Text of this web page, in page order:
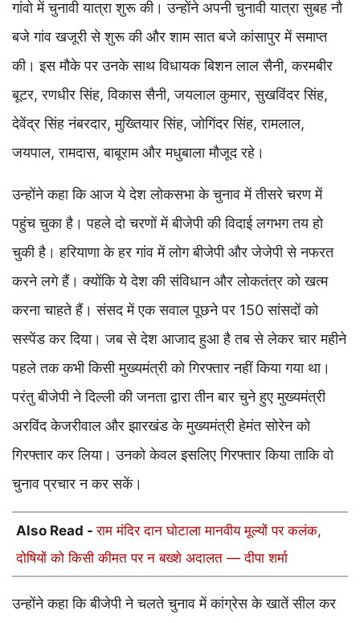
गांवो में चुनावी यात्रा शुरू की। उन्होंने अपनी चुनावी यात्रा सुबह नौ
बजे गांव खजूरी से शुरू की और शाम सात बजे कांसापुर में समाप्त
की। इस मौके पर उनके साथ विधायक बिशन लाल सैनी, करमबीर
बूटर, रणधीर सिंह, विकास सैनी, जयलाल कुमार, सुखविंदर सिंह,
देवेंद्र सिंह नंबरदार, मुख्तियार सिंह, जोगिंदर सिंह, रामलाल,
जयपाल, रामदास, बाबूराम और मधुबाला मौजूद रहे।
उन्होंने कहा कि आज ये देश लोकसभा के चुनाव में तीसरे चरण में
पहुंच चुका है। पहले दो चरणों में बीजेपी की विदाई लगभग तय हो
चुकी है। हरियाणा के हर गांव में लोग बीजेपी और जेजेपी से नफरत
करने लगे हैं। क्योंकि ये देश की संविधान और लोकतंत्र को खत्म
करना चाहते हैं। संसद में एक सवाल पूछने पर 150 सांसदों को
सस्पेंड कर दिया। जब से देश आजाद हुआ है तब से लेकर चार महीने
पहले तक कभी किसी मुख्यमंत्री को गिरफ्तार नहीं किया गया था।
परंतु बीजेपी ने दिल्ली की जनता द्वारा तीन बार चुने हुए मुख्यमंत्री
अरविंद केजरीवाल और झारखंड के मुख्यमंत्री हेमंत सोरेन को
गिरफ्तार कर लिया। उनको केवल इसलिए गिरफ्तार किया ताकि वो
चुनाव प्रचार न कर सकें।
Also Read -राम मंदिर दान घोटाला मानवीय मूल्यों पर कलंक,
दोषियों को किसी कीमत पर न बख्शे अदालत — दीपा शर्मा
उन्होंने कहा कि बीजेपी ने चलते चुनाव में कांग्रेस के खातें सील कर